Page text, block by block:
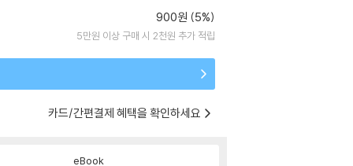
900원 (5%)
5만원 이상 구매 시 2천원 추가 적립
카드/간편결제 혜택을 확인하세요
eBook